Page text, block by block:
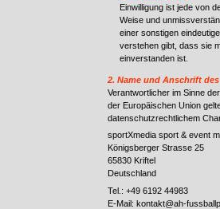
Einwilligung ist jede von
Weise und
einer sonstigen
verstehen gibt, dass sie
einverstanden ist.
2. Name und Anschrift
Verantwortlicher im Sinne
der Europäischen Union
datenschutzrechtlichem
sportXmedia sport & event
Königsberger Strasse 25
65830 Kriftel
Deutschland
Tel.: +49 6192 44983
E-Mail: kontakt@ah-